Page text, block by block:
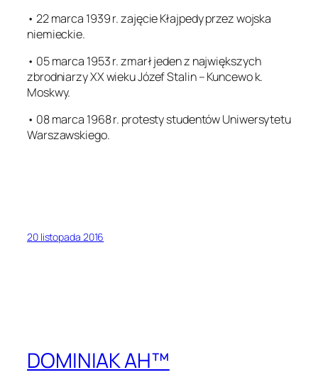
• 22 marca 1939 r. zajęcie Kłajpedy przez wojska
niemieckie.
• 05 marca 1953 r. zmarł jeden z największych
zbrodniarzy XX wieku Józef Stalin – Kuncewo k.
Moskwy.
• 08 marca 1968 r. protesty studentów Uniwersytetu
Warszawskiego.
20 listopada 2016
DOMINIAK AH™